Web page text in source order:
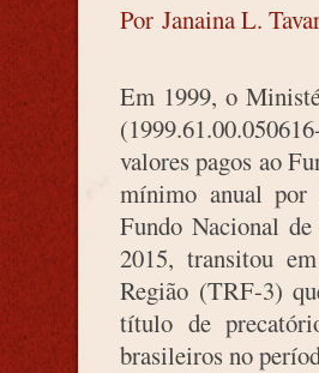
Por Janaina L.
Em 1999, o
valores pagos ao
mínimo anual por
Fundo Nacional
2015, transitou
Região (TRF-3)
título de
brasileiros no